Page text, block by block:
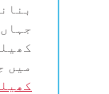
میں